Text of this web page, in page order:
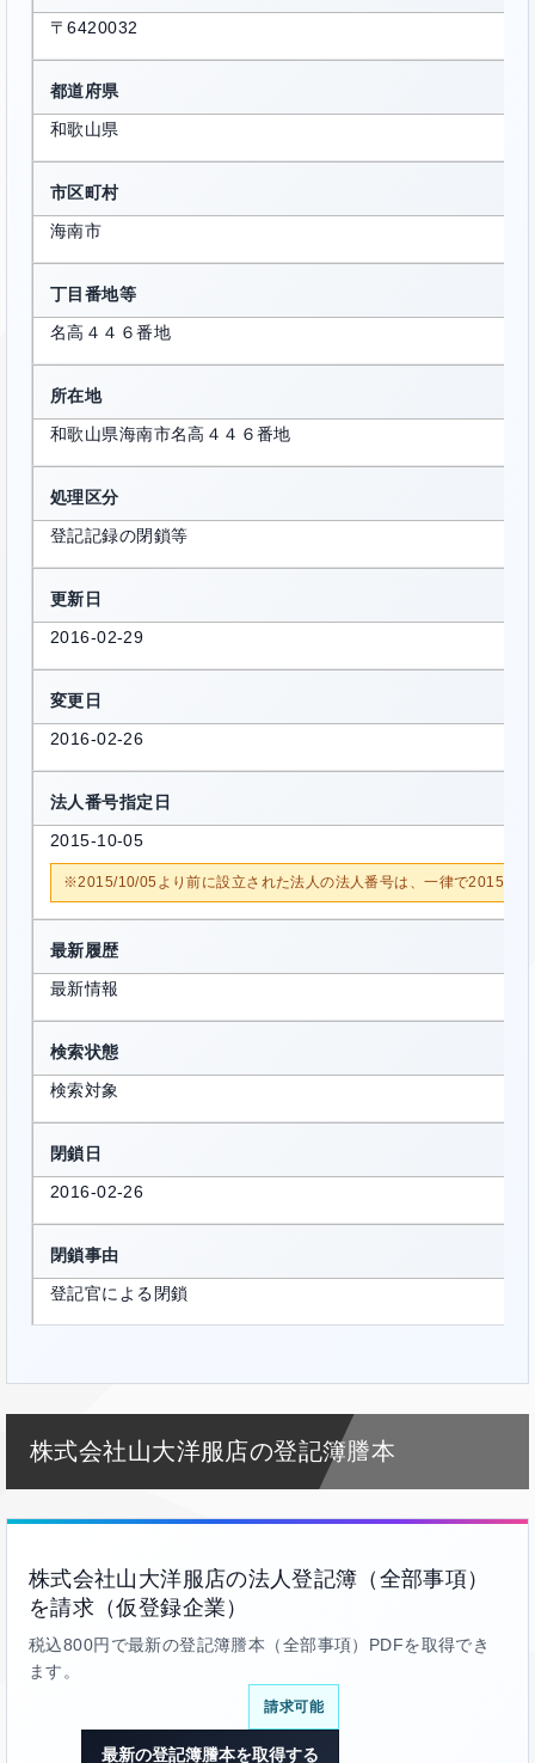
〒6420032
都道府県
和歌山県
市区町村
海南市
丁目番地等
名高４４６番地
所在地
和歌山県海南市名高４４６番地
処理区分
登記記録の閉鎖等
更新日
2016-02-29
変更日
2016-02-26
法人番号指定日
2015-10-05
※2015/10/05より前に設立された法人の法人番号は、一律で2015/10/
最新履歴
最新情報
検索状態
検索対象
閉鎖日
2016-02-26
閉鎖事由
登記官による閉鎖
株式会社山大洋服店の登記簿謄本
株式会社山大洋服店の法人登記簿（全部事項）
を請求（仮登録企業）
税込800円で最新の登記簿謄本（全部事項）PDFを取得でき
ます。
請求可能
最新の登記簿謄本を取得する